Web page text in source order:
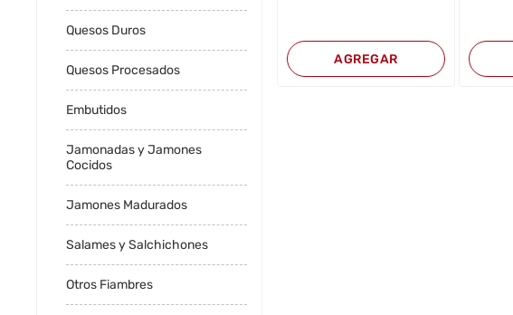
Quesos Duros
Quesos Procesados
Embutidos
Jamonadas y Jamones
Cocidos
Jamones Madurados
Salames y Salchichones
Otros Fiambres
AGREGAR